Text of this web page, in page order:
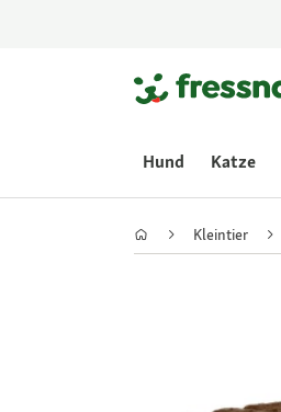
Hund Katze
Kleintier